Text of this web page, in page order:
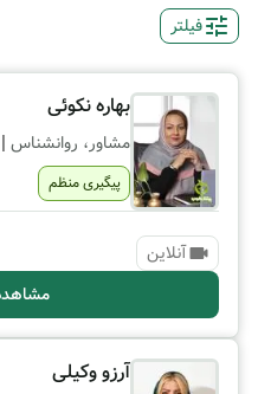
فیلتر
بهاره نکوئی
مشاور، روانشناس |
پیگیری منظم
آنلاین
آرزو وکیلی